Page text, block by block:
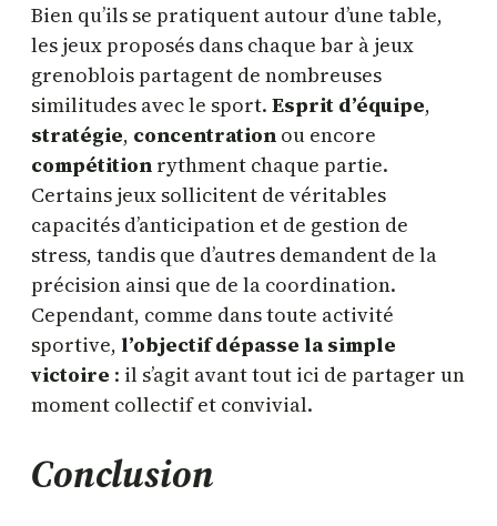
Bien qu’ils se pratiquent autour d’une table,
les jeux proposés dans chaque bar à jeux
grenoblois partagent de nombreuses
similitudes avec le sport. Esprit d’équipe,
stratégie, concentration ou encore
compétition rythment chaque partie.
Certains jeux sollicitent de véritables
capacités d’anticipation et de gestion de
stress, tandis que d’autres demandent de la
précision ainsi que de la coordination.
Cependant, comme dans toute activité
sportive, l’objectif dépasse la simple
victoire : il s’agit avant tout ici de partager un
moment collectif et convivial.
Conclusion